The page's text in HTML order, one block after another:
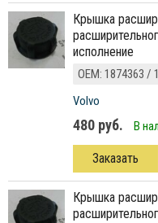
крышка расширительного бачка нов. \ Крышка бачка
исполнение
ОЕМ: 1874363 /
Volvo
480 руб. В
Заказать
крышка расширительного бачка нов. \ Крышка бачка